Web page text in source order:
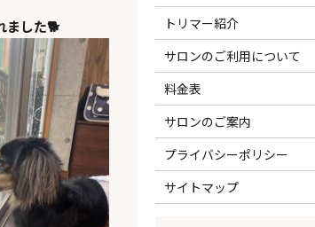
ました🐕
トリマー紹介
サロンのご利用について
料金表
サロンのご案内
プライバシーポリシー
サイトマップ